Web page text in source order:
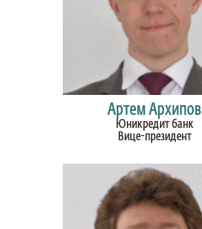
Артем Архипов
Юникредит банк
Вице-президент